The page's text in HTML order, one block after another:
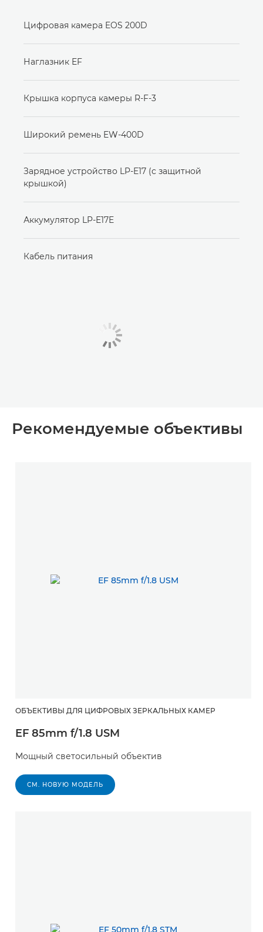
Цифровая камера EOS 200D
Наглазник EF
Крышка корпуса камеры R-F-3
Широкий ремень EW-400D
Зарядное устройство LP-E17 (с защитной
крышкой)
Аккумулятор LP-E17E
Кабель питания
Рекомендуемые объективы
ОБЪЕКТИВЫ ДЛЯ ЦИФРОВЫХ ЗЕРКАЛЬНЫХ КАМЕР
EF 85mm f/1.8 USM
Мощный светосильный объектив
СМ. НОВУЮ МОДЕЛЬ